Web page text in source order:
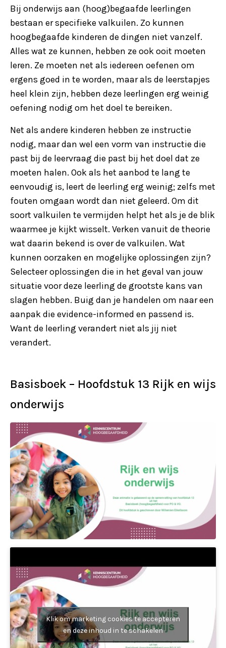
Bij onderwijs aan (hoog)begaafde leerlingen
bestaan er specifieke valkuilen. Zo kunnen
hoogbegaafde kinderen de dingen niet vanzelf.
Alles wat ze kunnen, hebben ze ook ooit moeten
leren. Ze moeten net als iedereen oefenen om
ergens goed in te worden, maar als de leerstapjes
heel klein zijn, hebben deze leerlingen erg weinig
oefening nodig om het doel te bereiken.
Net als andere kinderen hebben ze instructie
nodig, maar dan wel een vorm van instructie die
past bij de leervraag die past bij het doel dat ze
moeten halen. Ook als het aanbod te lang te
eenvoudig is, leert de leerling erg weinig; zelfs met
fouten omgaan wordt dan niet geleerd. Om dit
soort valkuilen te vermijden helpt het als je de blik
waarmee je kijkt wisselt. Verken vanuit de theorie
wat daarin bekend is over de valkuilen. Wat
kunnen oorzaken en mogelijke oplossingen zijn?
Selecteer oplossingen die in het geval van jouw
situatie voor deze leerling de grootste kans van
slagen hebben. Buig dan je handelen om naar een
aanpak die evidence-informed en passend is.
Want de leerling verandert niet als jij niet
verandert.
Basisboek – Hoofdstuk 13 Rijk en wijs
onderwijs
Klik om marketing cookies te accepteren
en deze inhoud in te schakelen